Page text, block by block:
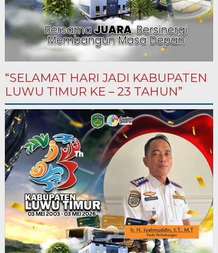
“SELAMAT HARI JADI KABUPATEN
LUWU TIMUR KE – 23 TAHUN”